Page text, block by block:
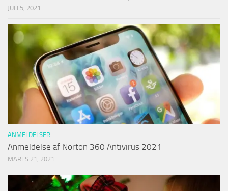
JULI 5, 2021
ANMELDELSER
Anmeldelse af Norton 360 Antivirus 2021
MARTS 21, 2021